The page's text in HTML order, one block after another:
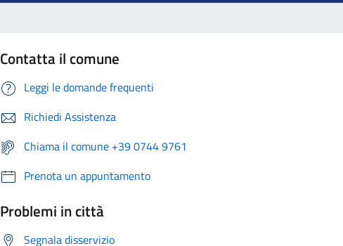
Contatta il comune
Leggi le domande frequenti
Richiedi Assistenza
Chiama il comune +39 0744 9761
Prenota un appuntamento
Problemi in città
Segnala disservizio